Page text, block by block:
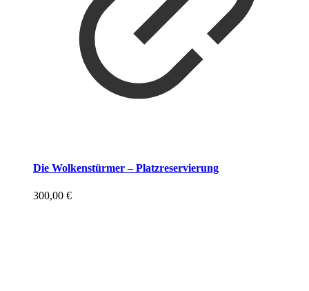
Die Wolkenstürmer – Platzreservierung
300,00 €